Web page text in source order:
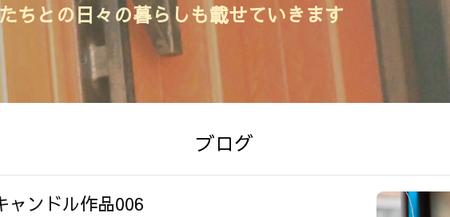
ちとの日々の暮らしも載せていきます
ブログ
ャンドル作品006